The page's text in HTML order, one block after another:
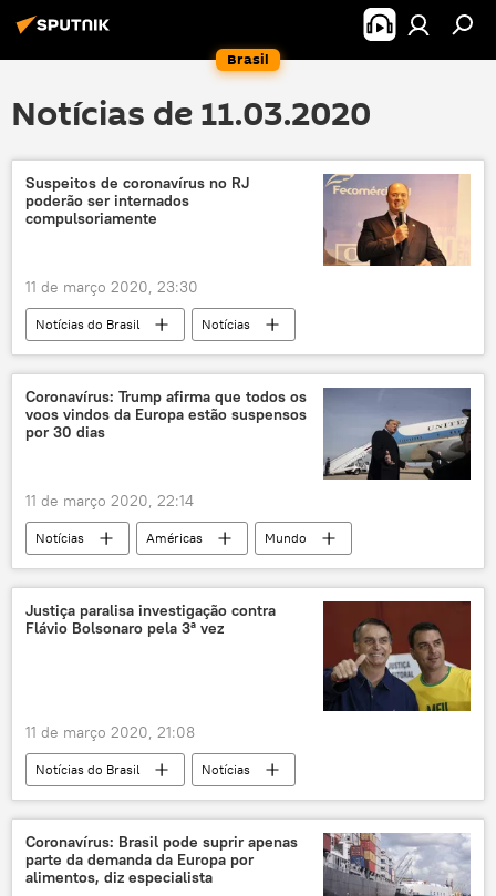
Brasil
Notícias de 11.03.2020
Suspeitos de coronavírus no RJ
poderão ser internados
compulsoriamente
11 de março 2020, 23:30
Notícias do Brasil
Notícias
Wilson Witzel
novo coronavírus
Coronavírus: Trump afirma que todos os
voos vindos da Europa estão suspensos
por 30 dias
11 de março 2020, 22:14
Notícias Américas
Mundo
Donald Trump
novo coronavírus
EUA
Justiça paralisa investigação contra
Flávio Bolsonaro pela 3ª vez
11 de março 2020, 21:08
Notícias do Brasil
Notícias
Flávio Bolsonaro
Ministério Público
corrupção
Coronavírus: Brasil pode suprir apenas
parte da demanda da Europa por
alimentos, diz especialista